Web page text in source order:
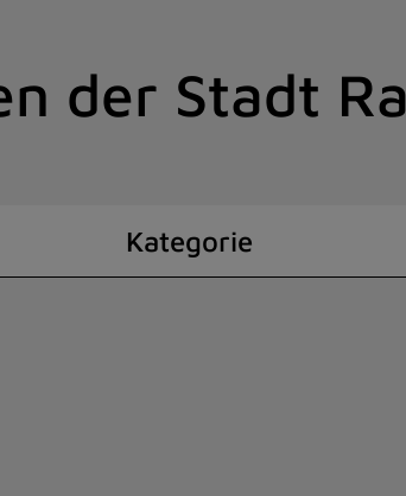
der Stadt
Kategorie